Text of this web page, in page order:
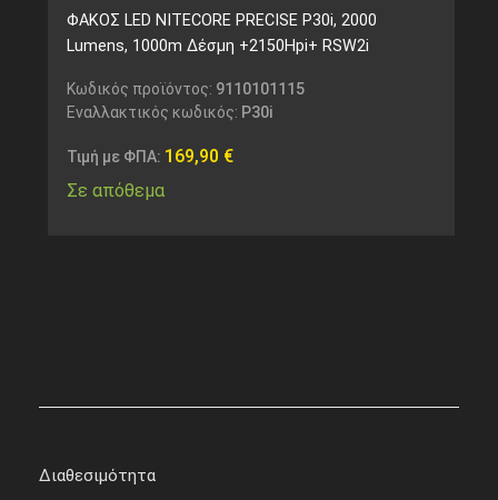
ΦΑΚΟΣ LED NITECORE PRECISE P30i, 2000
Lumens, 1000m Δέσμη +2150Hpi+ RSW2i
Κωδικός προϊόντος: 9110101115
Εναλλακτικός κωδικός: P30i
Τιμή με ΦΠΑ: 169,90 €
Σε απόθεμα
Διαθεσιμότητα